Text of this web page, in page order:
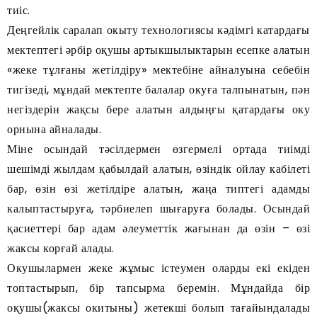
тиіс.
Деңгейлік саралап окыту технологиясы кәдімгі катардағы
мектептегі әрбір оқушы артыкшылыктарын есепке алатын
«жеке тұлғаны жетілдіру» мектебіне айналуына себебін
тигізеді, мұндай мектепте балалар окуға талпынатын, пән
негіздерін жақсы бере алатын алдыңғы қатардағы оку
орнына айналады.
Міне осындай тәсілдермен өзгермелі ортада тиімді
шешімді жылдам қабылдай алатын, өзіндік ойлау кабілеті
бар, өзін өзі жетілдіре алатын, жаңа типтегі адамды
калыптастыруға, тәрбиелеп шығаруға болады. Осындай
қасиеттері бар адам әлеуметтік жағынан да өзін – өзі
жаксы корғай алады.
Окушылармен жеке жұмыс істеумен оларды екі екіден
топтастырып, бір тапсырма беремін. Мұндайда бір
оқушы(жаксы окитыны) жетекші болып тағайындалады